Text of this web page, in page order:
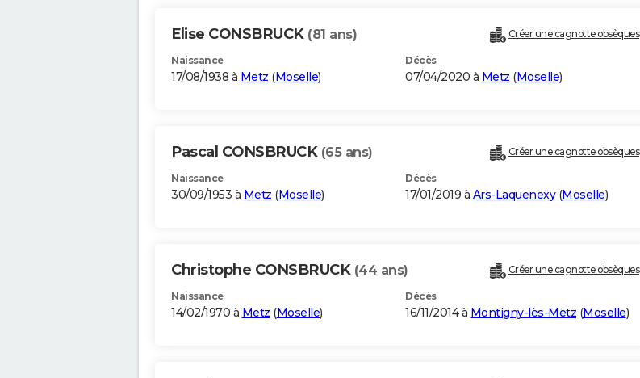
Elise CONSBRUCK (81 ans) Créer une cagnotte obsèques
Naissance
17/08/1938 à Metz (Moselle)
Décès
07/04/2020 à Metz (Moselle)
Pascal CONSBRUCK (65 ans) Créer une cagnotte obsèques
Naissance
30/09/1953 à Metz (Moselle)
Décès
17/01/2019 à Ars-Laquenexy(Moselle)
Christophe CONSBRUCK (44 ans) Créer une cagnotte obsèques
Naissance
14/02/1970 à Metz (Moselle)
Décès
16/11/2014 à Montigny-lès-Metz (Moselle)